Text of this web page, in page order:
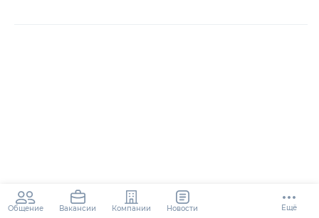
Общение Вакансии Компании Новости Ещё